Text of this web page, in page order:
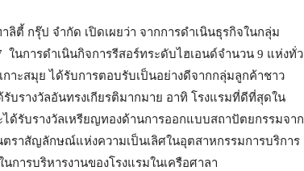
ตี้ กรุ๊ป จำกัด เปิดเผยว่า จากการดำเนินธุรกิจในกลุ่ม
นการดำเนินกิจการรีสอร์ทระดับไฮเอนด์จำนวน 9 แห่งทั่ว
กาะสมุย ได้รับการตอบรับเป็นอย่างดีจากกลุ่มลูกค้าชาว
บรางวัลอันทรงเกียรติมากมาย อาทิ โรงแรมที่ดีที่สุดใน
ะได้รับรางวัลเหรียญทองด้านการออกแบบสถาปัตยกรรมจาก
ราสัญลักษณ์แห่งความเป็นเลิศในอุตสาหกรรมการบริการ
ารบริหารงานของโรงแรมในเครือศาลา